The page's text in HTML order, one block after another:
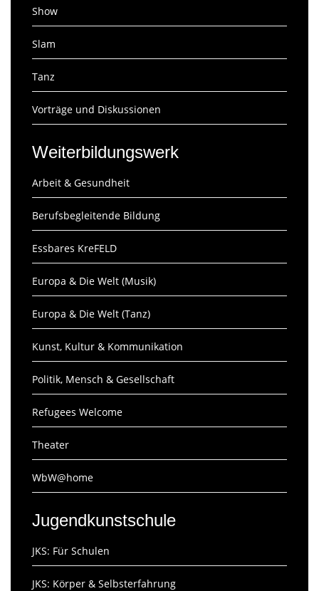
Show
Slam
Tanz
Vorträge und Diskussionen
Weiterbildungswerk
Arbeit & Gesundheit
Berufsbegleitende Bildung
Essbares KreFELD
Europa & Die Welt (Musik)
Europa & Die Welt (Tanz)
Kunst, Kultur & Kommunikation
Politik, Mensch & Gesellschaft
Refugees Welcome
Theater
WbW@home
Jugendkunstschule
JKS: Für Schulen
JKS: Körper & Selbsterfahrung